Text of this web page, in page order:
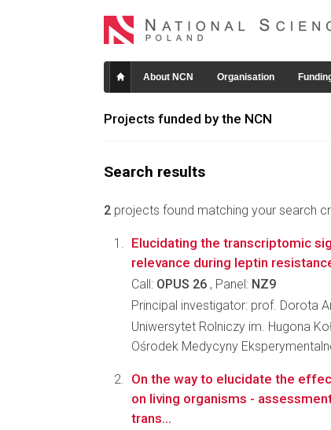
About NCN Organisation
Projects funded by the NCN
Search results
2 projects found matching your search
Elucidating the transcriptomic
relevance during leptin
Call: OPUS 26 , Panel: NZ9
Principal investigator: prof. Dorota
Uniwersytet Rolniczy im. Hugona
Ośrodek Medycyny
On the way to elucidate the
on living organisms -
trans...